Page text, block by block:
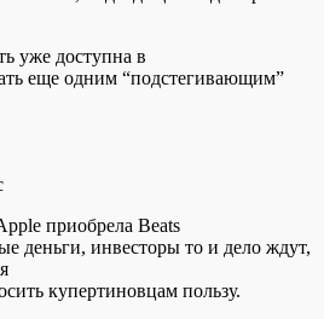
уже доступна в
еще одним “подстегивающим”
приобрела Beats
деньги, инвесторы то и дело ждут,
купертиновцам пользу.